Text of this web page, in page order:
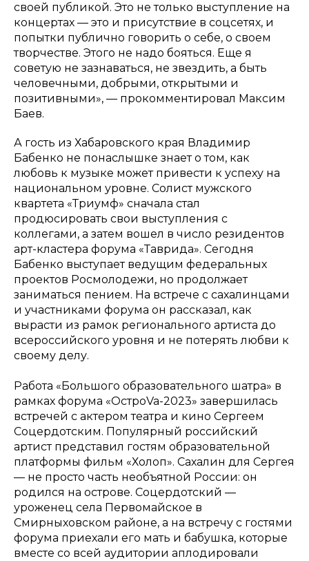
своей публикой. Это не только выступление на
концертах — это и присутствие в соцсетях, и
попытки публично говорить о себе, о своем
творчестве. Этого не надо бояться. Еще я
советую не зазнаваться, не звездить, а быть
человечными, добрыми, открытыми и
позитивными», — прокомментировал Максим
Баев.
А гость из Хабаровского края Владимир
Бабенко не понаслышке знает о том, как
любовь к музыке может привести к успеху на
национальном уровне. Солист мужского
квартета «Триумф» сначала стал
продюсировать свои выступления с
коллегами, а затем вошел в число резидентов
арт-кластера форума «Таврида». Сегодня
Бабенко выступает ведущим федеральных
проектов Росмолодежи, но продолжает
заниматься пением. На встрече с сахалинцами
и участниками форума он рассказал, как
вырасти из рамок регионального артиста до
всероссийского уровня и не потерять любви к
своему делу.
Работа «Большого образовательного шатра» в
рамках форума «ОстроVa-2023» завершилась
встречей с актером театра и кино Сергеем
Соцердотским. Популярный российский
артист представил гостям образовательной
платформы фильм «Холоп». Сахалин для Сергея
— не просто часть необъятной России: он
родился на острове. Соцердотский —
уроженец села Первомайское в
Смирныховском районе, а на встречу с гостями
форума приехали его мать и бабушка, которые
вместе со всей аудитории аплодировали